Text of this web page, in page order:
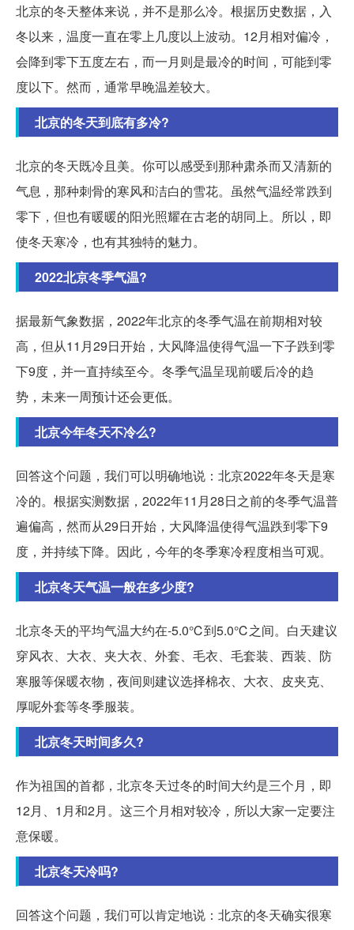
北京的冬天整体来说，并不是那么冷。根据历史数据，入
冬以来，温度一直在零上几度以上波动。12月相对偏冷，
会降到零下五度左右，而一月则是最冷的时间，可能到零
度以下。然而，通常早晚温差较大。
北京的冬天到底有多冷?
北京的冬天既冷且美。你可以感受到那种肃杀而又清新的
气息，那种刺骨的寒风和洁白的雪花。虽然气温经常跌到
零下，但也有暖暖的阳光照耀在古老的胡同上。所以，即
使冬天寒冷，也有其独特的魅力。
2022北京冬季气温?
据最新气象数据，2022年北京的冬季气温在前期相对较
高，但从11月29日开始，大风降温使得气温一下子跌到零
下9度，并一直持续至今。冬季气温呈现前暖后冷的趋
势，未来一周预计还会更低。
北京今年冬天不冷么?
回答这个问题，我们可以明确地说：北京2022年冬天是寒
冷的。根据实测数据，2022年11月28日之前的冬季气温普
遍偏高，然而从29日开始，大风降温使得气温跌到零下9
度，并持续下降。因此，今年的冬季寒冷程度相当可观。
北京冬天气温一般在多少度?
北京冬天的平均气温大约在-5.0℃到5.0℃之间。白天建议
穿风衣、大衣、夹大衣、外套、毛衣、毛套装、西装、防
寒服等保暖衣物，夜间则建议选择棉衣、大衣、皮夹克、
厚呢外套等冬季服装。
北京冬天时间多久?
作为祖国的首都，北京冬天过冬的时间大约是三个月，即
12月、1月和2月。这三个月相对较冷，所以大家一定要注
意保暖。
北京冬天冷吗?
回答这个问题，我们可以肯定地说：北京的冬天确实很寒